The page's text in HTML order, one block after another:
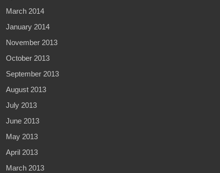
March 2014
January 2014
November 2013
October 2013
September 2013
August 2013
July 2013
June 2013
May 2013
April 2013
March 2013